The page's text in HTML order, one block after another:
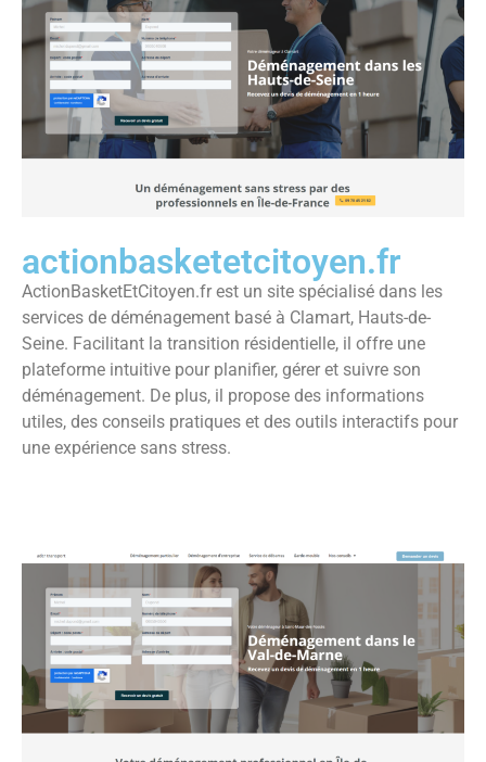
actionbasketetcitoyen.fr
ActionBasketEtCitoyen.fr est un site spécialisé dans les
services de déménagement basé à Clamart, Hauts-de-
Seine. Facilitant la transition résidentielle, il offre une
plateforme intuitive pour planifier, gérer et suivre son
déménagement. De plus, il propose des informations
utiles, des conseils pratiques et des outils interactifs pour
une expérience sans stress.